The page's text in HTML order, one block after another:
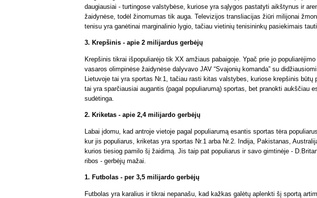
daugiausiai - turtingose valstybėse, kuriose yra sąlygos pastatyti aikštynus ir
žaidynėse, todėl žinomumas tik auga. Televizijos transliacijas žiūri milijonai
tenisu yra ganėtinai marginalinio lygio, tačiau vietinių tenisininkų pasiekimais
3. Krepšinis - apie 2 milijardus gerbėjų
Krepšinis tikrai išpopuliarėjo tik XX amžiaus pabaigoje. Ypač prie jo
vasaros olimpinėse žaidynėse dalyvavo JAV “Svajonių komanda” su
Lietuvoje tai yra sportas Nr.1, tačiau rasti kitas valstybes, kuriose krepšinis būtų
tai yra sparčiausiai augantis (pagal populiarumą) sportas, bet pranokti aukščiau
sudėtinga.
2. Kriketas - apie 2,4 milijardo gerbėjų
Labai įdomu, kad antroje vietoje pagal populiarumą esantis sportas tėra
kur jis populiarus, kriketas yra sportas Nr.1 arba Nr.2. Indija, Pakistanas,
kurios tiesiog pamilo šį žaidimą. Jis taip pat populiarus ir savo gimtinėje -
ribos - gerbėjų mažai.
1. Futbolas - per 3,5 milijardo gerbėjų
Futbolas yra karalius ir tikrai nepanašu, kad kažkas galėtų aplenkti šį sportą